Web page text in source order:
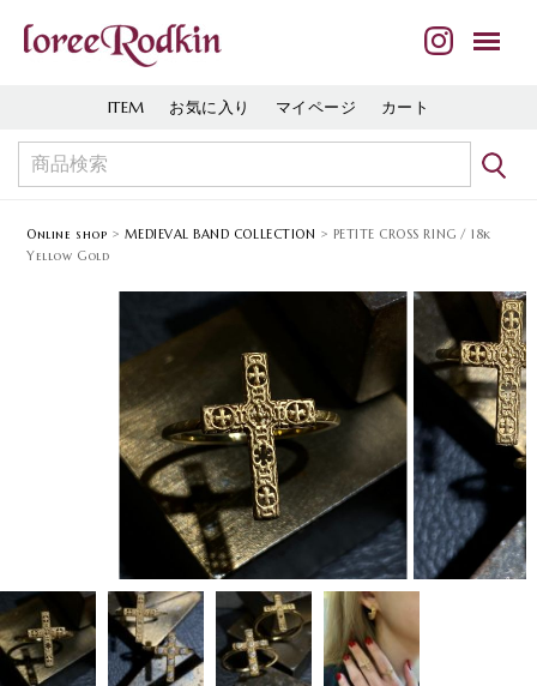
ITEM お気に入り マイページ カート
Online shop > MEDIEVAL BAND COLLECTION > PETITE CROSS RING / 18k
Yellow Gold